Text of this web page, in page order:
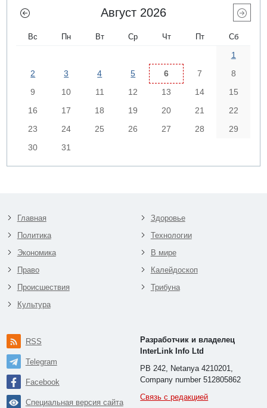
Август 2026
Вс Пн Вт Ср Чт Пт Сб
1
2
3 4 5 6 7
8
9
10 11 12 13 14
15
16
17 18 19 20 21
22
23
24 25 26 27 28
29
30
31
Главная
Политика
Экономика
Право
Происшествия
Культура
Здоровье
Технологии
В мире
Калейдоскоп
Трибуна
RSS
Telegram
Facebook
Специальная версия сайта
Разработчик и владелец
InterLink Info Ltd
PB 242, Netanya 4210201,
Company number 512805862
Связь с редакцией